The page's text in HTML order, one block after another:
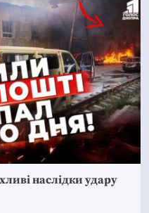
наслідки удару